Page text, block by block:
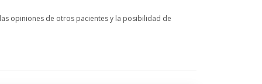
opiniones de otros pacientes y la posibilidad de